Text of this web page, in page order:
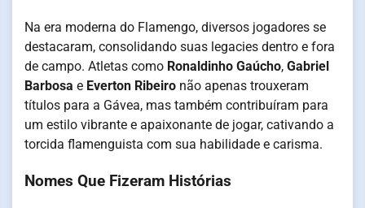
Na era moderna do Flamengo, diversos jogadores se
destacaram, consolidando suas legacies dentro e fora
de campo. Atletas como Ronaldinho Gaúcho, Gabriel
Barbosa e Everton Ribeiro não apenas trouxeram
títulos para a Gávea, mas também contribuíram para
um estilo vibrante e apaixonante de jogar, cativando a
torcida flamenguista com sua habilidade e carisma.
Nomes Que Fizeram Histórias